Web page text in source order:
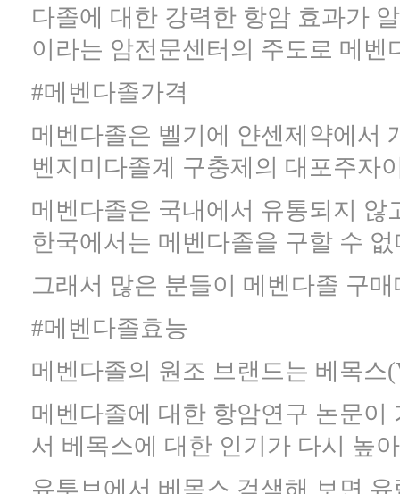
다졸에 대한 강력한 항암 효과가
이라는 암전문센터의 주도로 메
#메벤다졸가격
메벤다졸은 벨기에 얀센제약에서
벤지미다졸계 구충제의 대포주자
메벤다졸은 국내에서 유통되지
한국에서는 메벤다졸을 구할 수 없
그래서 많은 분들이 메벤다졸 구
#메벤다졸효능
메벤다졸의 원조 브랜드는 베목스
메벤다졸에 대한 항암연구 논문
서 베목스에 대한 인기가 다시 높